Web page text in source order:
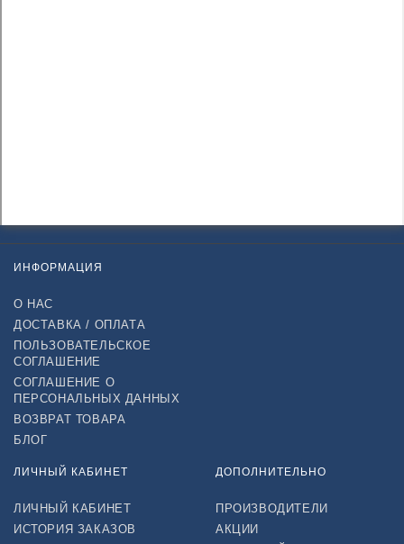
ИНФОРМАЦИЯ
О НАС
ДОСТАВКА / ОПЛАТА
ПОЛЬЗОВАТЕЛЬСКОЕ
СОГЛАШЕНИЕ
СОГЛАШЕНИЕ О
ПЕРСОНАЛЬНЫХ ДАННЫХ
ВОЗВРАТ ТОВАРА
БЛОГ
ЛИЧНЫЙ КАБИНЕТ
ЛИЧНЫЙ КАБИНЕТ
ИСТОРИЯ ЗАКАЗОВ
ДОПОЛНИТЕЛЬНО
ПРОИЗВОДИТЕЛИ
АКЦИИ